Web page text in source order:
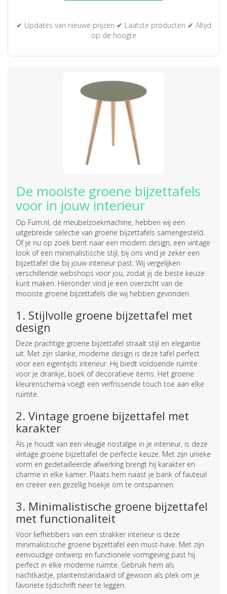
✔ Updates van nieuwe prijzen ✔ Laatste producten ✔ Altijd
op de hoogte
De mooiste groene bijzettafels
voor in jouw interieur
Op Furn.nl, dé meubelzoekmachine, hebben wij een
uitgebreide selectie van groene bijzettafels samengesteld.
Of je nu op zoek bent naar een modern design, een vintage
look of een minimalistische stijl, bij ons vind je zeker een
bijzettafel die bij jouw interieur past. Wij vergelijken
verschillende webshops voor jou, zodat jij de beste keuze
kunt maken. Hieronder vind je een overzicht van de
mooiste groene bijzettafels die wij hebben gevonden.
1. Stijlvolle groene bijzettafel met
design
Deze prachtige groene bijzettafel straalt stijl en elegantie
uit. Met zijn slanke, moderne design is deze tafel perfect
voor een eigentijds interieur. Hij biedt voldoende ruimte
voor je drankje, boek of decoratieve items. Het groene
kleurenschema voegt een verfrissende touch toe aan elke
ruimte.
2. Vintage groene bijzettafel met
karakter
Als je houdt van een vleugje nostalgie in je interieur, is deze
vintage groene bijzettafel de perfecte keuze. Met zijn unieke
vorm en gedetailleerde afwerking brengt hij karakter en
charme in elke kamer. Plaats hem naast je bank of fauteuil
en creëer een gezellig hoekje om te ontspannen.
3. Minimalistische groene bijzettafel
met functionaliteit
Voor liefhebbers van een strakker interieur is deze
minimalistische groene bijzettafel een must-have. Met zijn
eenvoudige ontwerp en functionele vormgeving past hij
perfect in elke moderne ruimte. Gebruik hem als
nachtkastje, plantenstandaard of gewoon als plek om je
favoriete tijdschrift neer te leggen.